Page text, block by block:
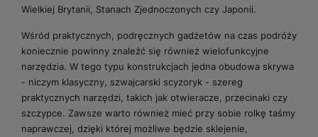
Wielkiej Brytanii, Stanach Zjednoczonych czy Japonii.
Wśród praktycznych, podręcznych gadżetów na czas podróży
koniecznie powinny znaleźć się również wielofunkcyjne
narzędzia. W tego typu konstrukcjach jedna obudowa skrywa
- niczym klasyczny, szwajcarski scyzoryk - szereg
praktycznych narzędzi, takich jak otwieracze, przecinaki czy
szczypce. Zawsze warto również mieć przy sobie rolkę taśmy
naprawczej, dzięki której możliwe będzie sklejenie,